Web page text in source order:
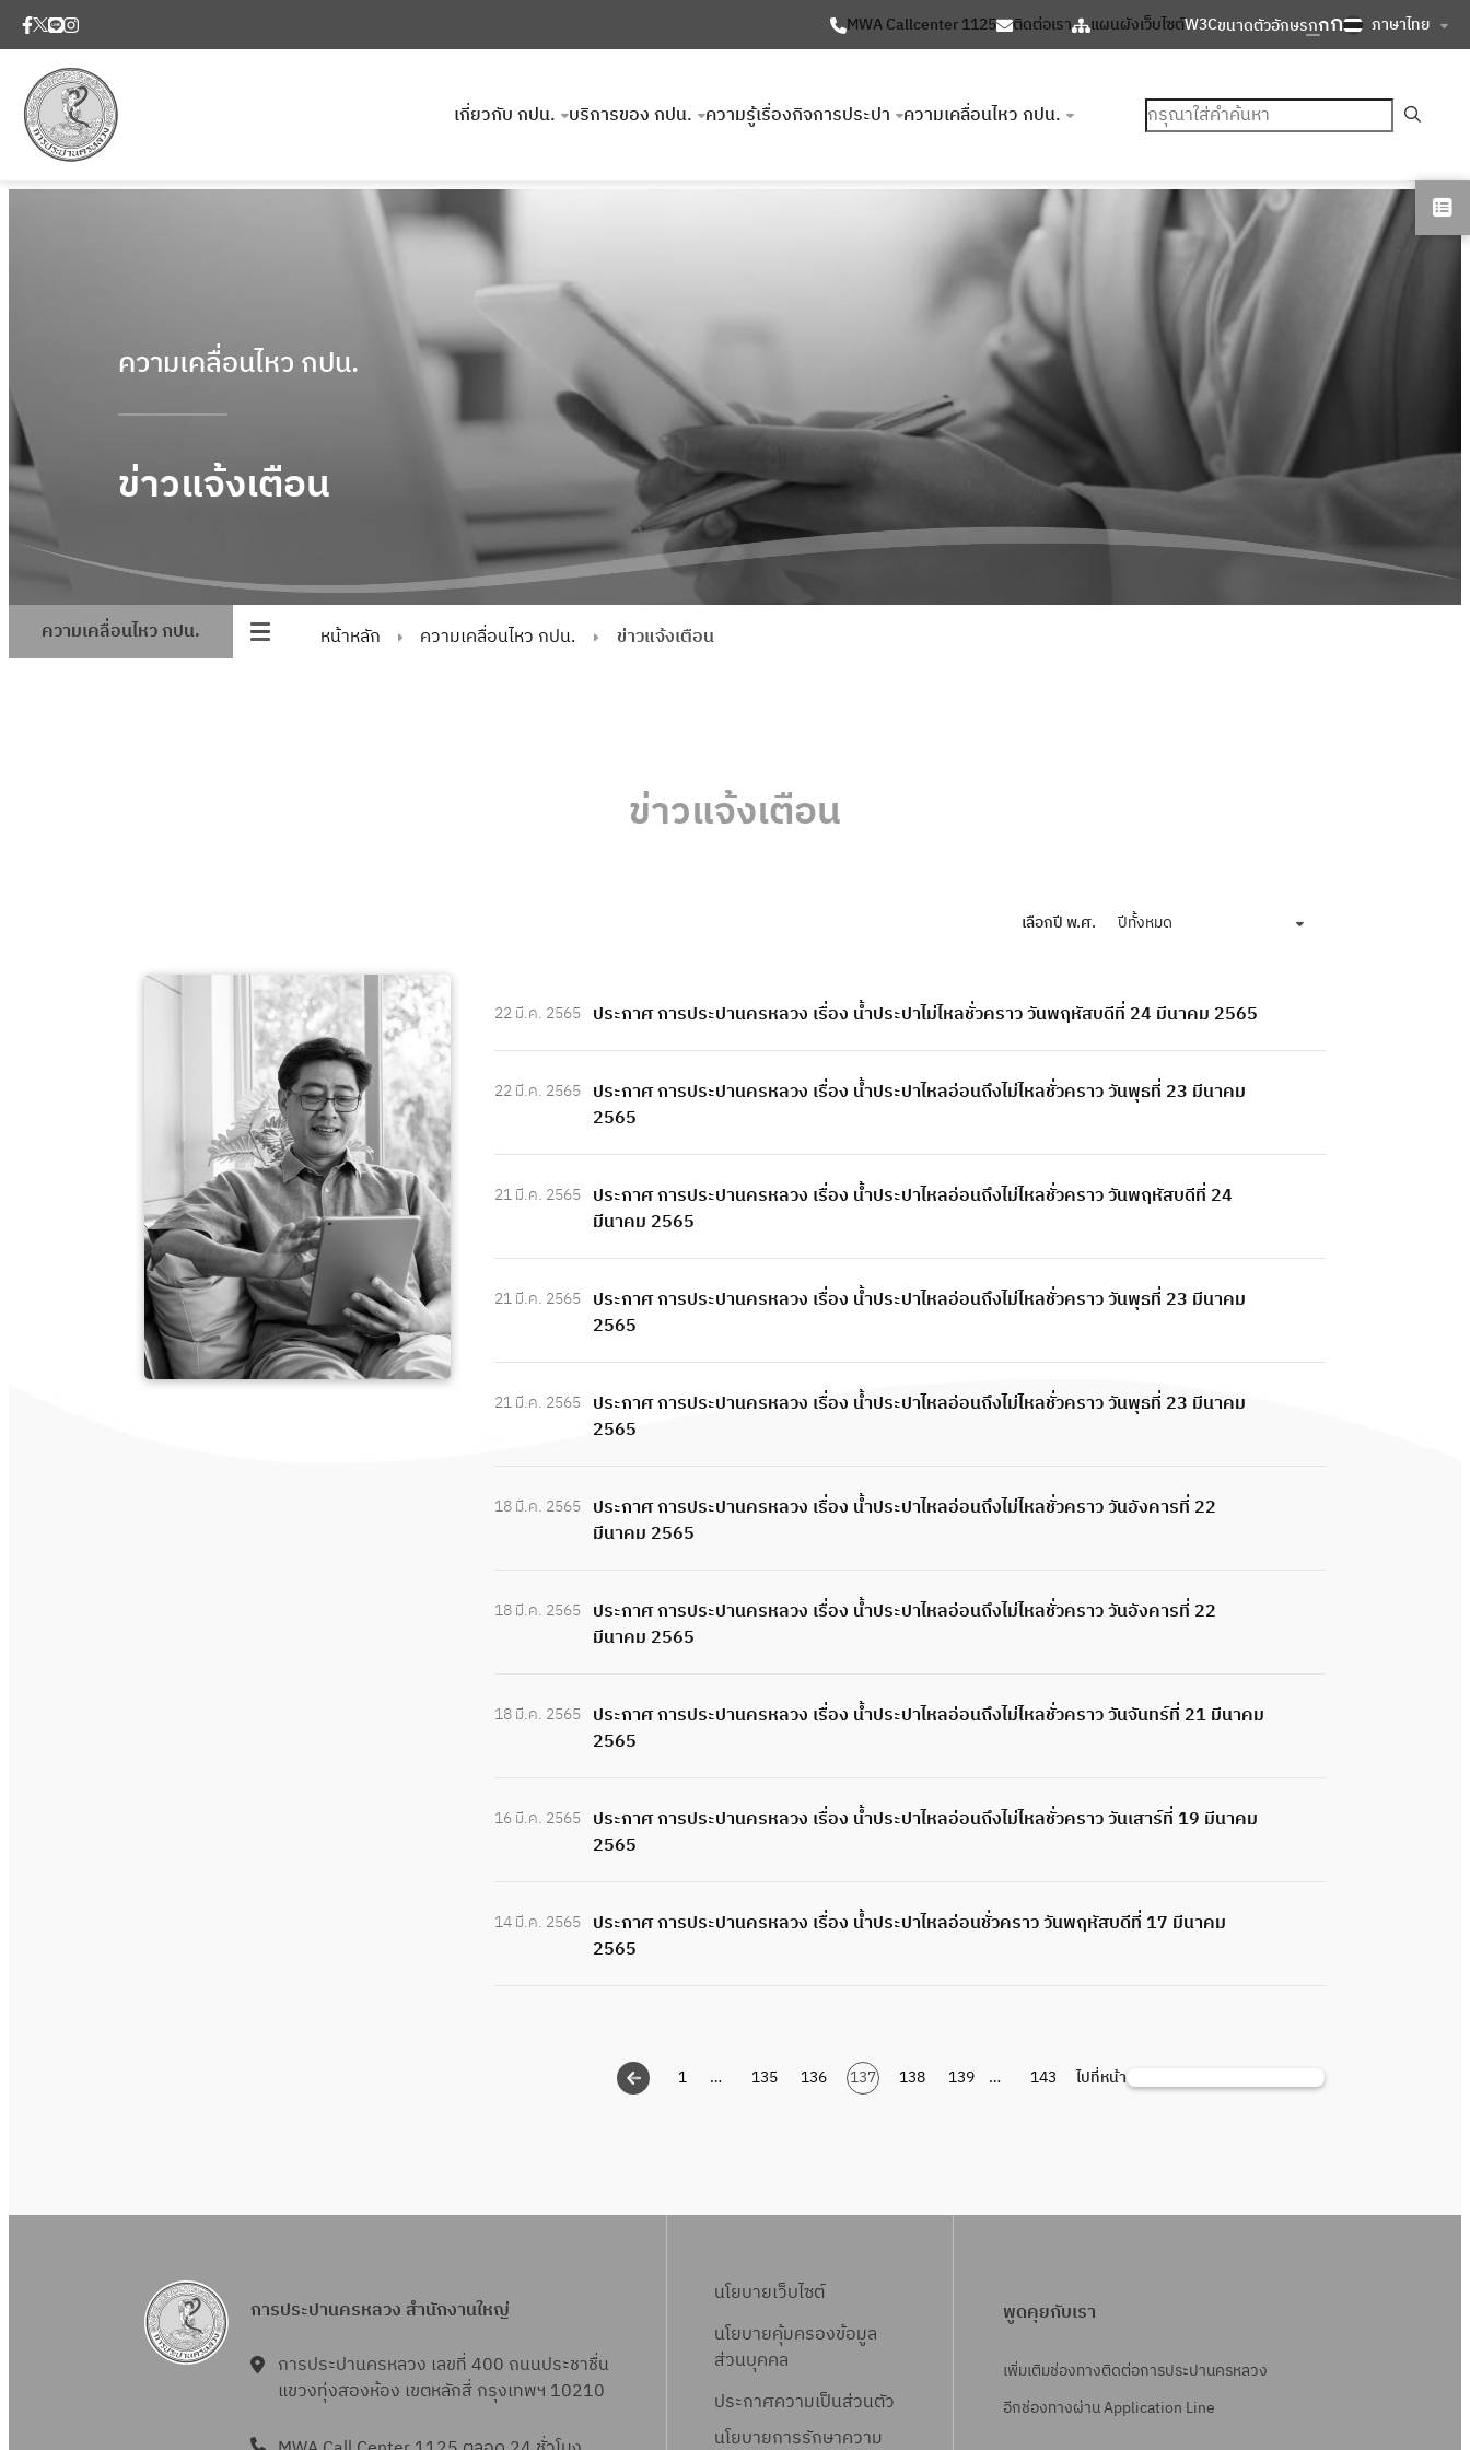
MWA Callcenter 1125 ติดต่อเรา แผนผังเว็บไซต์W3Cขนาดตัวอักษรกกก ภาษาไทย
เกี่ยวกับ กปน. บริการของ กปน. ความรู้เรื่องกิจการประปา ความเคลื่อนไหว กปน. ค้นหา
ความเคลื่อนไหว กปน.
ข่าวแจ้งเตือน
ความเคลื่อนไหว กปน. หน้าหลัก ความเคลื่อนไหว กปน. ข่าวแจ้งเตือน
ข่าวแจ้งเตือน
เลือกปี พ.ศ. ปีทั้งหมด
22 มี.ค. 2565 ประกาศ การประปานครหลวง เรื่อง น้ำประปาไม่ไหลชั่วคราว วันพฤหัสบดีที่ 24 มีนาคม 2565
22 มี.ค. 2565 ประกาศ การประปานครหลวง เรื่อง น้ำประปาไหลอ่อนถึงไม่ไหลชั่วคราว วันพุธที่ 23 มีนาคม
2565
21 มี.ค. 2565 ประกาศ การประปานครหลวง เรื่อง น้ำประปาไหลอ่อนถึงไม่ไหลชั่วคราว วันพฤหัสบดีที่ 24
มีนาคม 2565
21 มี.ค. 2565 ประกาศ การประปานครหลวง เรื่อง น้ำประปาไหลอ่อนถึงไม่ไหลชั่วคราว วันพุธที่ 23 มีนาคม
2565
21 มี.ค. 2565 ประกาศ การประปานครหลวง เรื่อง น้ำประปาไหลอ่อนถึงไม่ไหลชั่วคราว วันพุธที่ 23 มีนาคม
2565
18 มี.ค. 2565 ประกาศ การประปานครหลวง เรื่อง น้ำประปาไหลอ่อนถึงไม่ไหลชั่วคราว วันอังคารที่ 22
มีนาคม 2565
18 มี.ค. 2565 ประกาศ การประปานครหลวง เรื่อง น้ำประปาไหลอ่อนถึงไม่ไหลชั่วคราว วันอังคารที่ 22
มีนาคม 2565
18 มี.ค. 2565 ประกาศ การประปานครหลวง เรื่อง น้ำประปาไหลอ่อนถึงไม่ไหลชั่วคราว วันจันทร์ที่ 21 มีนาคม
2565
16 มี.ค. 2565 ประกาศ การประปานครหลวง เรื่อง น้ำประปาไหลอ่อนถึงไม่ไหลชั่วคราว วันเสาร์ที่ 19 มีนาคม
2565
14 มี.ค. 2565 ประกาศ การประปานครหลวง เรื่อง น้ำประปาไหลอ่อนชั่วคราว วันพฤหัสบดีที่ 17 มีนาคม
2565
1 … 135 136 137 138 139 … 143 ไปที่หน้าค้
การประปานครหลวง สำนักงานใหญ่
การประปานครหลวง เลขที่ 400 ถนนประชาชื่น
แขวงทุ่งสองห้อง เขตหลักสี่ กรุงเทพฯ 10210
นโยบายเว็บไซต์
นโยบายคุ้มครองข้อมูล
ส่วนบุคคล
ประกาศความเป็นส่วนตัว
นโยบายการรักษาความ
พูดคุยกับเรา
เพิ่มเติมช่องทางติดต่อการประปานครหลวง
อีกช่องทางผ่าน Application Line